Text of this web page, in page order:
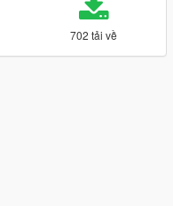
702 tải về